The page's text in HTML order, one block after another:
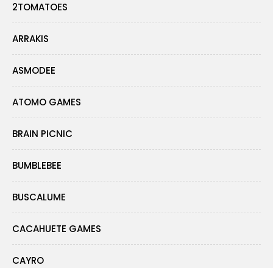
2TOMATOES
ARRAKIS
ASMODEE
ATOMO GAMES
BRAIN PICNIC
BUMBLEBEE
BUSCALUME
CACAHUETE GAMES
CAYRO